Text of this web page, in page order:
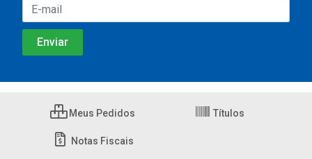
Meus Pedidos Títulos
Notas Fiscais